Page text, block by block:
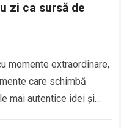
zi ca sursă de
momente extraordinare,
care schimbă
mai autentice idei și